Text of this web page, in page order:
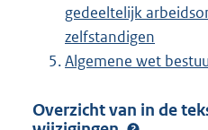
gedeeltelijk
zelfstandigen
Algemene wet
Overzicht van in de